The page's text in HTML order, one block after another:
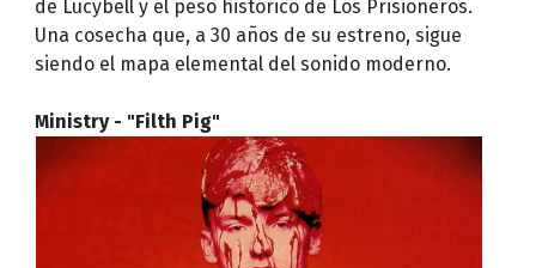
de Lucybell y el peso histórico de Los Prisioneros.
Una cosecha que, a 30 años de su estreno, sigue
siendo el mapa elemental del sonido moderno.
Ministry - "Filth Pig"